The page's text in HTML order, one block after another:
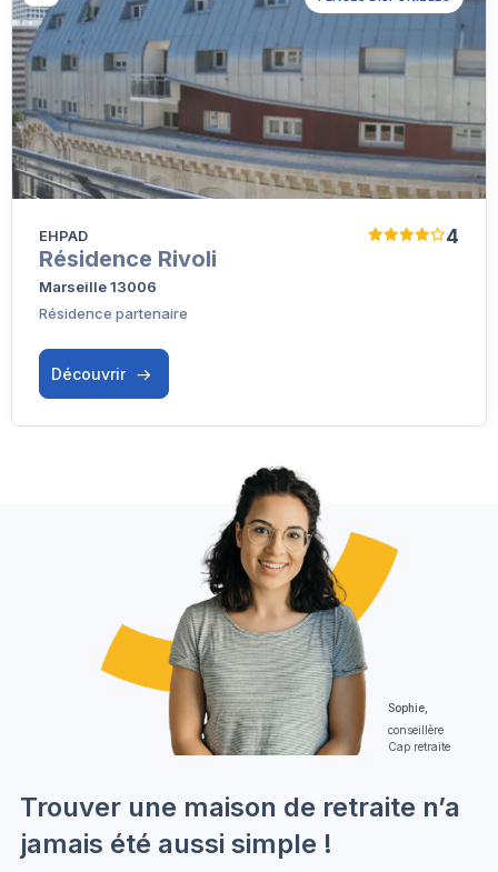
4
EHPAD
Résidence Rivoli
Marseille 13006
Résidence partenaire
Découvrir
Sophie,
conseillère
Cap retraite
Trouver une maison de retraite n’a
jamais été aussi simple !